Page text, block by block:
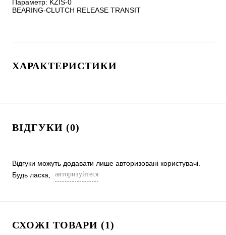
Параметр: KZIS-0
BEARING-CLUTCH RELEASE TRANSIT
ХАРАКТЕРИСТИКИ
ВІДГУКИ (0)
Відгуки можуть додавати лише авторизовані користувачі.
Будь ласка,
авторизуйтеся
СХОЖІ ТОВАРИ (1)